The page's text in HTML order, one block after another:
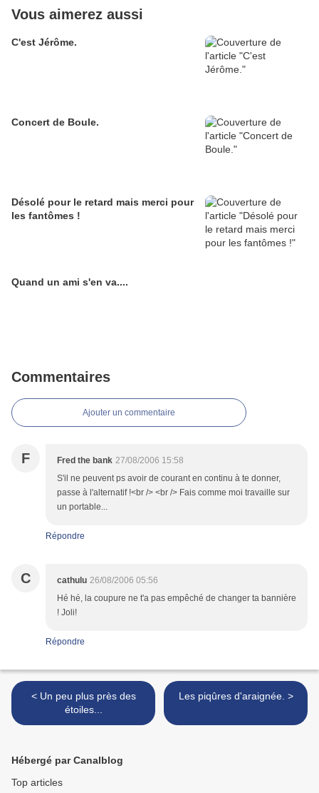
Vous aimerez aussi
C'est Jérôme.
Concert de Boule.
Désolé pour le retard mais merci pour
les fantômes !
Quand un ami s'en va....
Commentaires
Ajouter un commentaire
F Fred the bank 27/08/2006 15:58
S'il ne peuvent ps avoir de courant en continu à te donner,
passe à l'alternatif !<br /> <br /> Fais comme moi travaille sur
un portable...
Répondre
C cathulu 26/08/2006 05:56
Hé hé, la coupure ne t'a pas empêché de changer ta bannière
! Joli!
Répondre
< Un peu plus près des
étoiles...
Les piqûres d'araignée. >
Hébergé par Canalblog
Top articles